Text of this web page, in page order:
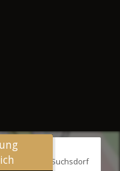
24107 Kiel-Suchsdorf